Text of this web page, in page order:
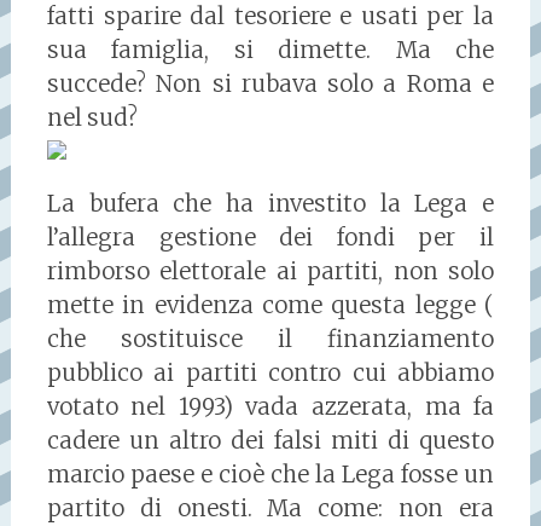
fatti sparire dal tesoriere e usati per la
sua famiglia, si dimette. Ma che
succede? Non si rubava solo a Roma e
nel sud?
La bufera che ha investito la Lega e
l’allegra gestione dei fondi per il
rimborso elettorale ai partiti, non solo
mette in evidenza come questa legge (
che sostituisce il finanziamento
pubblico ai partiti contro cui abbiamo
votato nel 1993) vada azzerata, ma fa
cadere un altro dei falsi miti di questo
marcio paese e cioè che la Lega fosse un
partito di onesti. Ma come: non era